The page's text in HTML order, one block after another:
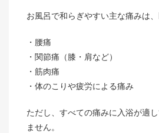
お風呂で和らぎやすい主な痛みは、
腰痛
関節痛（膝・肩など）
筋肉痛
体のこりや疲労による痛み
ただし、すべての痛みに入浴が適
ません。